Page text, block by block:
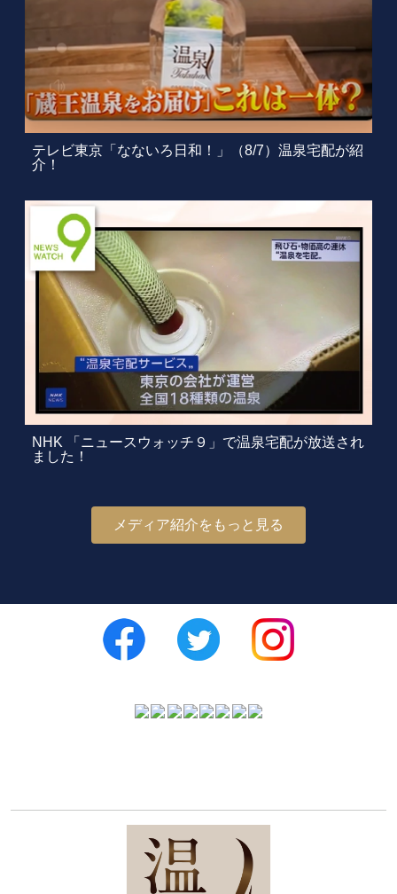
テレビ東京「なないろ日和！」（8/7）温泉宅配が紹
介！
NHK 「ニュースウォッチ９」で温泉宅配が放送され
ました！
メディア紹介をもっと見る